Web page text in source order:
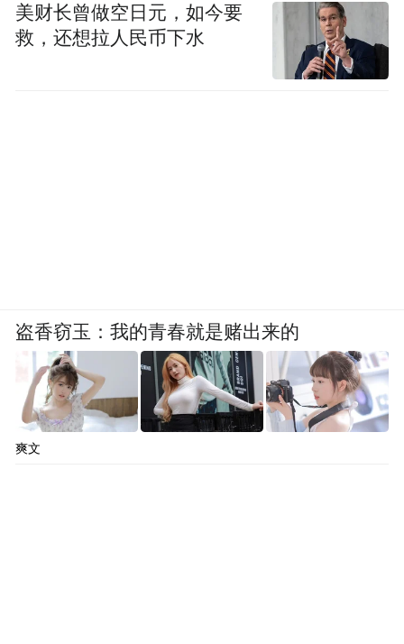
美财长曾做空日元，如今要
救，还想拉人民币下水
盗香窃玉：我的青春就是赌出来的
爽文